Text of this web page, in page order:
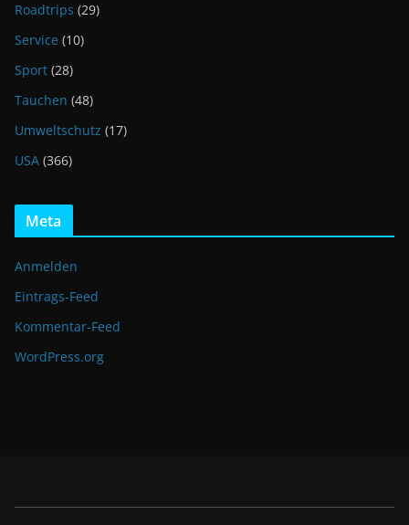
Roadtrips (29)
Service (10)
Sport (28)
Tauchen (48)
Umweltschutz (17)
USA (366)
Meta
Anmelden
Eintrags-Feed
Kommentar-Feed
WordPress.org